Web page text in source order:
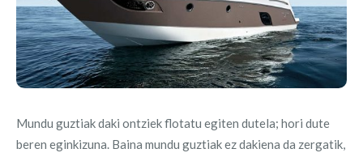
Mundu guztiak daki ontziek flotatu egiten dutela; hori dute
beren eginkizuna. Baina mundu guztiak ez dakiena da zergatik,